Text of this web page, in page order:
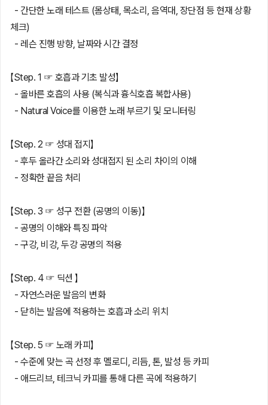
- 간단한 노래 테스트 (몸상태, 목소리, 음역대, 장단점 등 현재 상황
체크)
- 레슨 진행 방향, 날짜와 시간 결정
【Step. 1 ☞ 호흡과 기초 발성】
- 올바른 호흡의 사용 (복식과 흉식호흡 복합사용)
- Natural Voice를 이용한 노래 부르기 및 모니터링
【Step. 2 ☞ 성대 접지】
- 후두 올라간 소리와 성대접지 된 소리 차이의 이해
- 정확한 끝음 처리
【Step. 3 ☞ 성구 전환 (공명의 이동)】
- 공명의 이해와 특징 파악
- 구강, 비강, 두강 공명의 적용
【Step. 4 ☞ 딕션 】
- 자연스러운 발음의 변화
- 닫히는 발음에 적용하는 호흡과 소리 위치
【Step. 5 ☞ 노래 카피】
- 수준에 맞는 곡 선정 후 멜로디, 리듬, 톤, 발성 등 카피
- 애드리브, 테크닉 카피를 통해 다른 곡에 적용하기